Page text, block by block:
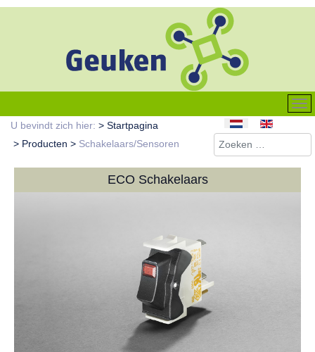
U bevindt zich hier:
Startpagina
Producten
Schakelaars/Sensoren
Selecteer de taal
Zoeken
ECO Schakelaars